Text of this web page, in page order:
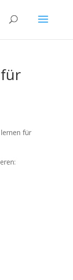
für